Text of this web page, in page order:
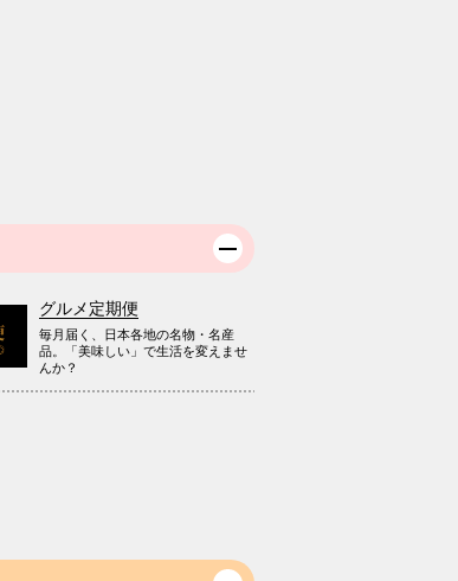
グルメ定期便
毎月届く、日本各地の名物・名産
品。「美味しい」で生活を変えませ
んか？